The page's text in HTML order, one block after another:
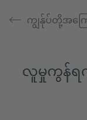
ကျွန်ုပ်တို့အကြ
လူမှုကွန်ရက်